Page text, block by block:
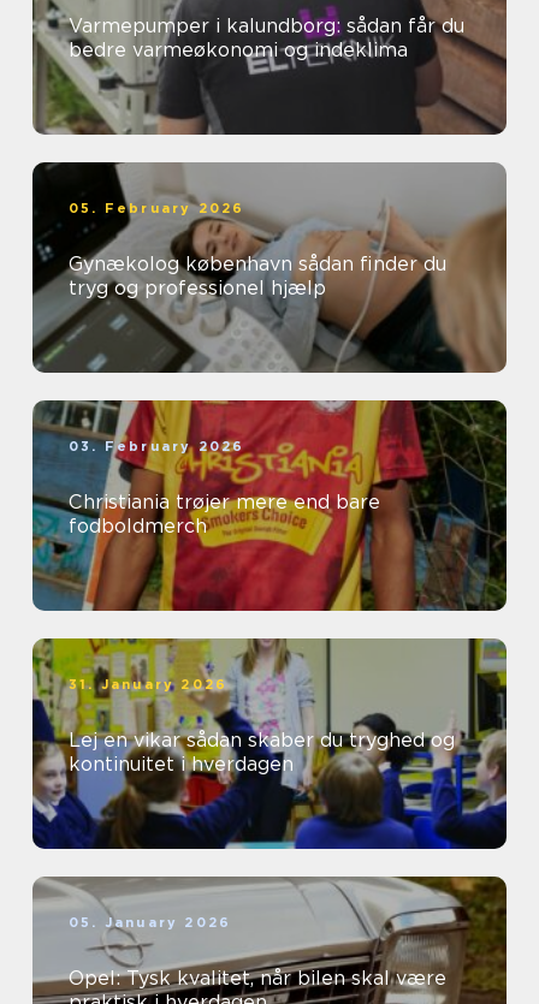
Varmepumper i kalundborg: sådan får du
bedre varmeøkonomi og indeklima
05. February 2026
Gynækolog københavn sådan finder du
tryg og professionel hjælp
03. February 2026
Christiania trøjer mere end bare
fodboldmerch
31. January 2026
Lej en vikar sådan skaber du tryghed og
kontinuitet i hverdagen
05. January 2026
Opel: Tysk kvalitet, når bilen skal være